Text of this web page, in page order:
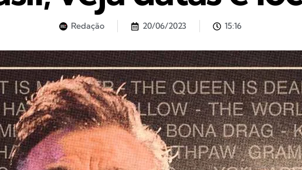
Redação 20/06/2023 15:16